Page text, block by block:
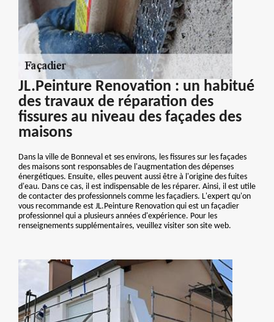
JL.Peinture Renovation : un habitué
des travaux de réparation des
fissures au niveau des façades des
maisons
Dans la ville de Bonneval et ses environs, les fissures sur les façades
des maisons sont responsables de l'augmentation des dépenses
énergétiques. Ensuite, elles peuvent aussi être à l'origine des fuites
d'eau. Dans ce cas, il est indispensable de les réparer. Ainsi, il est utile
de contacter des professionnels comme les façadiers. L'expert qu'on
vous recommande est JL.Peinture Renovation qui est un façadier
professionnel qui a plusieurs années d'expérience. Pour les
renseignements supplémentaires, veuillez visiter son site web.